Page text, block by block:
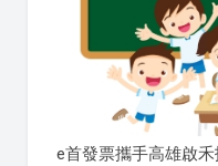
e首發票攜手高雄啟